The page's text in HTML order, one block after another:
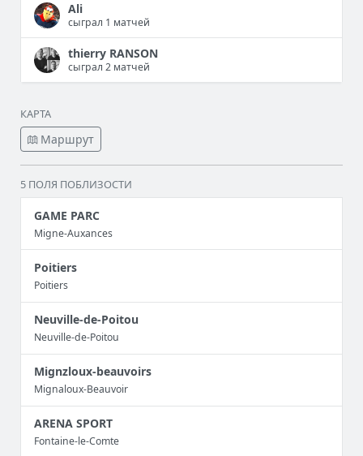
Ali
сыграл 1 матчей
thierry RANSON
сыграл 2 матчей
КАРТА
Маршрут
5 ПОЛЯ ПОБЛИЗОСТИ
GAME PARC
Migne-Auxances
Poitiers
Poitiers
Neuville-de-Poitou
Neuville-de-Poitou
Mignzloux-beauvoirs
Mignaloux-Beauvoir
ARENA SPORT
Fontaine-le-Comte